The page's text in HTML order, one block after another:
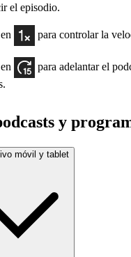
el episodio.
para controlar la
para adelantar el
y
móvil y tablet